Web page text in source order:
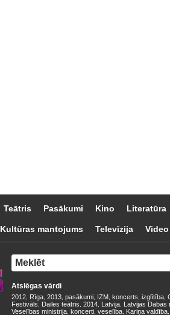
Teātris Pasākumi Kino Literatūra
Kultūras mantojums Televīzija Video
Atslēgas vārdi
2012 Rīga 2013 pasākumi IZM koncerts izglītība
Festivāls Dailes teātris 2014 Latvija Latvijas Dabas
Veselības ministrija koncerti veselība Kariņa valdība